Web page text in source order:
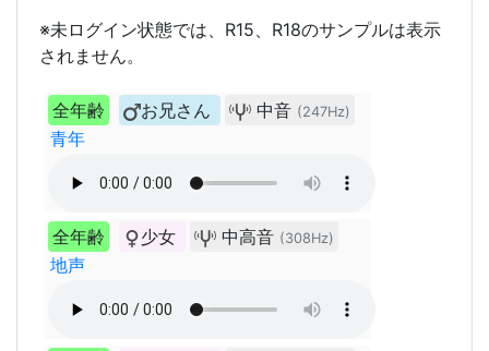
※未ログイン状態では、R15、R18のサンプルは表示
されません。
全年齢 お兄さん 中音 (247Hz)
青年
全年齢 少女 中高音 (308Hz)
地声